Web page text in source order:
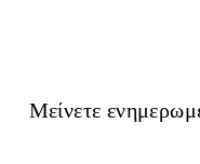
Μείνετε